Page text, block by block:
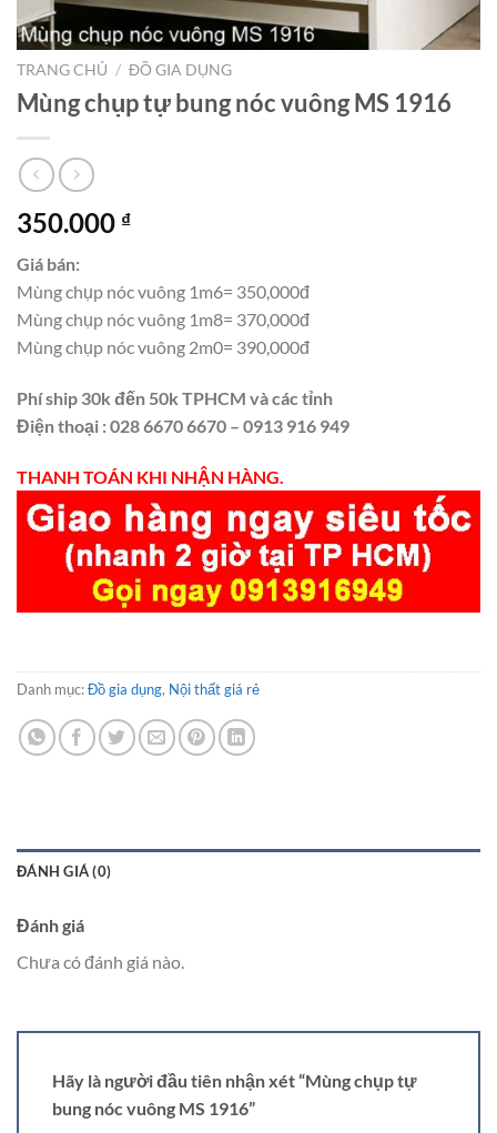
TRANG CHỦ / ĐỒ GIA DỤNG
Mùng chụp tự bung nóc vuông MS 1916
350.000 ₫
Giá bán:
Mùng chụp nóc vuông 1m6= 350,000đ
Mùng chụp nóc vuông 1m8= 370,000đ
Mùng chụp nóc vuông 2m0= 390,000đ
Phí ship 30k đến 50k TPHCM và các tỉnh
Điện thoại : 028 6670 6670 – 0913 916 949
THANH TOÁN KHI NHẬN HÀNG.
Danh mục:Đồ gia dụng, Nội thất giá rẻ
ĐÁNH GIÁ (0)
Đánh giá
Chưa có đánh giá nào.
Hãy là người đầu tiên nhận xét “Mùng chụp tự
bung nóc vuông MS 1916”